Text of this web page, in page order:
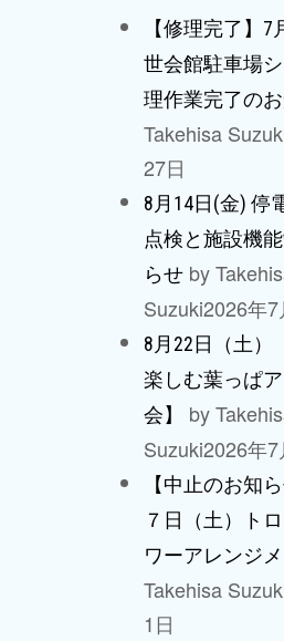
【修理完了】7
世会館駐車場
理作業完了の
Takehisa
27日
8月14日(金) 停
点検と施設機
らせ by
Suzuki2026年7
8月22日（土
楽しむ葉っぱ
会】
by
Suzuki2026年7
【中止のお知
７日（土）ト
ワーアレンジ
Takehisa
1日